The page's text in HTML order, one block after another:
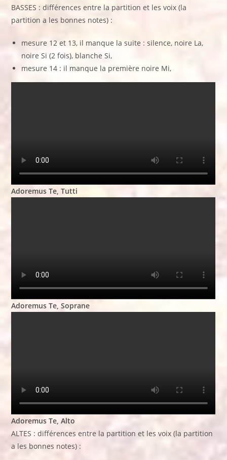
BASSES : différences entre la partition et les voix (la
partition a les bonnes notes) :
mesure 12 et 13, il manque la suite : silence, noire La,
noire Si (2 fois), blanche Si,
mesure 14 : il manque la première noire Mi,
Adoremus Te, Tutti
Adoremus Te, Soprane
Adoremus Te, Alto
ALTES : différences entre la partition et les voix (la partition
a les bonnes notes) :